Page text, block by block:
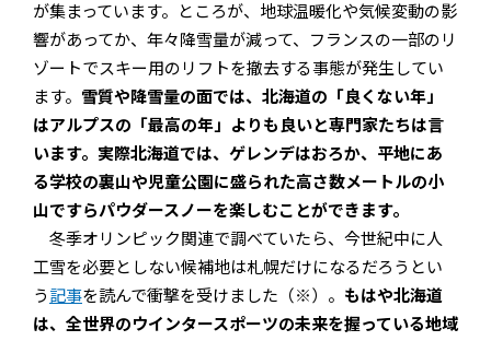
が集まっています。ところが、地球温暖化や気候変動の影
響があってか、年々降雪量が減って、フランスの一部のリ
ゾートでスキー用のリフトを撤去する事態が発生してい
ます。 雪質や降雪量の面では、北海道の「良くない年」
はアルプスの「最高の年」よりも良いと専門家たちは言
います。実際北海道では、ゲレンデはおろか、平地にあ
る学校の裏山や児童公園に盛られた高さ数メートルの小
山ですらパウダースノーを楽しむことができます。
冬季オリンピック関連で調べていたら、今世紀中に人
工雪を必要としない候補地は札幌だけになるだろうとい
う 記事を読んで衝撃を受けました（※）。 もはや北海道
は、全世界のウインタースポーツの未来を握っている地域